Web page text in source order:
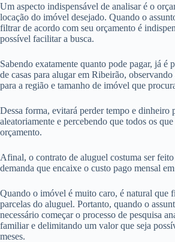
Um aspecto indispensável de analisar é o
locação do imóvel desejado. Quando o
filtrar de acordo com seu orçamento é
possível facilitar a busca.
Sabendo exatamente quanto pode pagar, já é
de casas para alugar em Ribeirão,
para a região e tamanho de imóvel que
Dessa forma, evitará perder tempo e dinheiro
aleatoriamente e percebendo que todos os
orçamento.
Afinal, o contrato de aluguel costuma ser
demanda que encaixe o custo pago mensal
Quando o imóvel é muito caro, é natural que
parcelas do aluguel. Portanto, quando o
necessário começar o processo de pesquisa
familiar e delimitando um valor que seja
meses.